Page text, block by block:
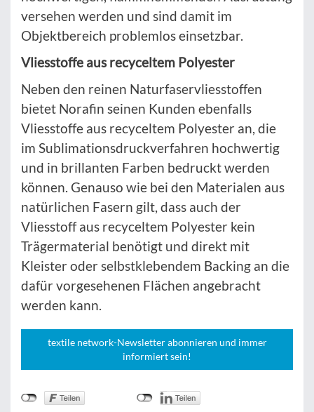
versehen werden und sind damit im
Objektbereich problemlos einsetzbar.
Vliesstoffe aus recyceltem Polyester
Neben den reinen Naturfaservliesstoffen
bietet Norafin seinen Kunden ebenfalls
Vliesstoffe aus recyceltem Polyester an, die
im Sublimationsdruckverfahren hochwertig
und in brillanten Farben bedruckt werden
können. Genauso wie bei den Materialen aus
natürlichen Fasern gilt, dass auch der
Vliesstoff aus recyceltem Polyester kein
Trägermaterial benötigt und direkt mit
Kleister oder selbstklebendem Backing an die
dafür vorgesehenen Flächen angebracht
werden kann.
textile network-Newsletter abonnieren und immer
informiert sein!